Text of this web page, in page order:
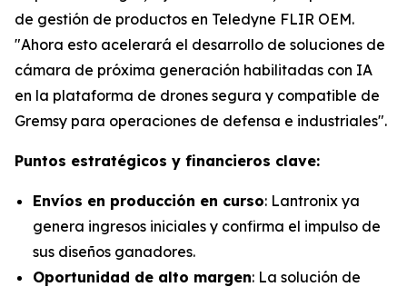
de gestión de productos en Teledyne FLIR OEM.
"Ahora esto acelerará el desarrollo de soluciones de
cámara de próxima generación habilitadas con IA
en la plataforma de drones segura y compatible de
Gremsy para operaciones de defensa e industriales".
Puntos estratégicos y financieros clave:
Envíos en producción en curso: Lantronix ya
genera ingresos iniciales y confirma el impulso de
sus diseños ganadores.
Oportunidad de alto margen: La solución de